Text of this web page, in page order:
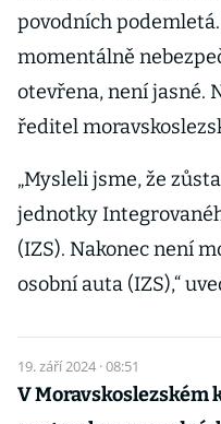
povodních
momentálně
otevřena, není jasné.
ředitel
„Mysleli jsme, že
jednotky
(IZS). Nakonec není
osobní auta (IZS),“
19. září 2024 · 08:51
V Moravskoslezském